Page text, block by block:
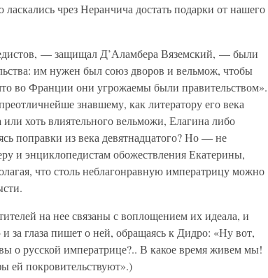
чрез Неранчича достать подарки от нашего
— защищал Д’Аламбера Вяземский, — были
им нужен был союз дворов и вельмож, чтобы
во Франции они угрожаемы были правительством».
знавшему, как литератору его века
хоть влиятельного вельможи, Елагина либо
поправки из века девятнадцатого? Но — не
и энциклопедистам обожествления Екатерины,
что столь неблагонравную императрицу можно
на нее связаны с воплощением их идеала, и
и за глаза пишет о ней, обращаясь к Дидро: «Ну вот,
о русской императрице?.. В какое время живем мы!
ей покровительствуют».)